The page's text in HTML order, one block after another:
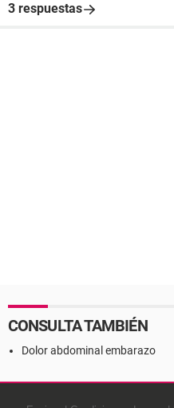
3 respuestas
CONSULTA TAMBIÉN
Dolor abdominal embarazo